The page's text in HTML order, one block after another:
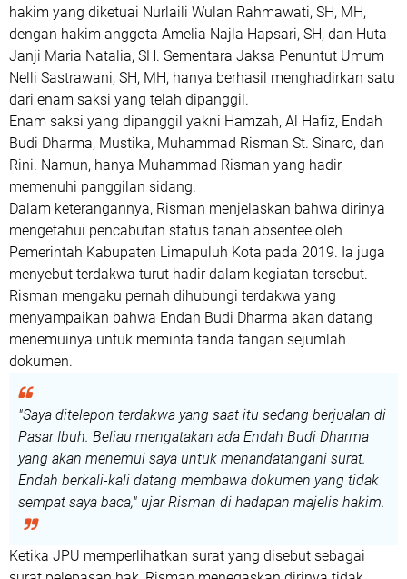
hakim yang diketuai Nurlaili Wulan Rahmawati, SH, MH,
dengan hakim anggota Amelia Najla Hapsari, SH, dan Huta
Janji Maria Natalia, SH. Sementara Jaksa Penuntut Umum
Nelli Sastrawani, SH, MH, hanya berhasil menghadirkan satu
dari enam saksi yang telah dipanggil.
Enam saksi yang dipanggil yakni Hamzah, Al Hafiz, Endah
Budi Dharma, Mustika, Muhammad Risman St. Sinaro, dan
Rini. Namun, hanya Muhammad Risman yang hadir
memenuhi panggilan sidang.
Dalam keterangannya, Risman menjelaskan bahwa dirinya
mengetahui pencabutan status tanah absentee oleh
Pemerintah Kabupaten Limapuluh Kota pada 2019. Ia juga
menyebut terdakwa turut hadir dalam kegiatan tersebut.
Risman mengaku pernah dihubungi terdakwa yang
menyampaikan bahwa Endah Budi Dharma akan datang
menemuinya untuk meminta tanda tangan sejumlah
dokumen.
"Saya ditelepon terdakwa yang saat itu sedang berjualan di
Pasar Ibuh. Beliau mengatakan ada Endah Budi Dharma
yang akan menemui saya untuk menandatangani surat.
Endah berkali-kali datang membawa dokumen yang tidak
sempat saya baca," ujar Risman di hadapan majelis hakim.
Ketika JPU memperlihatkan surat yang disebut sebagai